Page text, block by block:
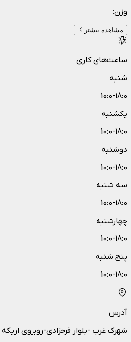
وزن:
مشاهده بیشتر
ساعت‌های کاری
شنبه
10:0-18:0
یکشنبه
10:0-18:0
دوشنبه
10:0-18:0
سه شنبه
10:0-18:0
چهارشنبه
10:0-18:0
پنج شنبه
10:0-18:0
آدرس
شهرک غرب -بلوار فرحزادی-روبروی اریکه